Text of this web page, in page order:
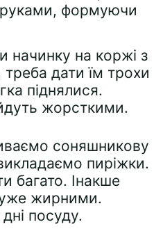
формуючи
начинку на коржі з
дати їм трохи
піднялися.
жорсткими.
соняшникову
пиріжки.
багато. Інакше
жирними.
посуду.